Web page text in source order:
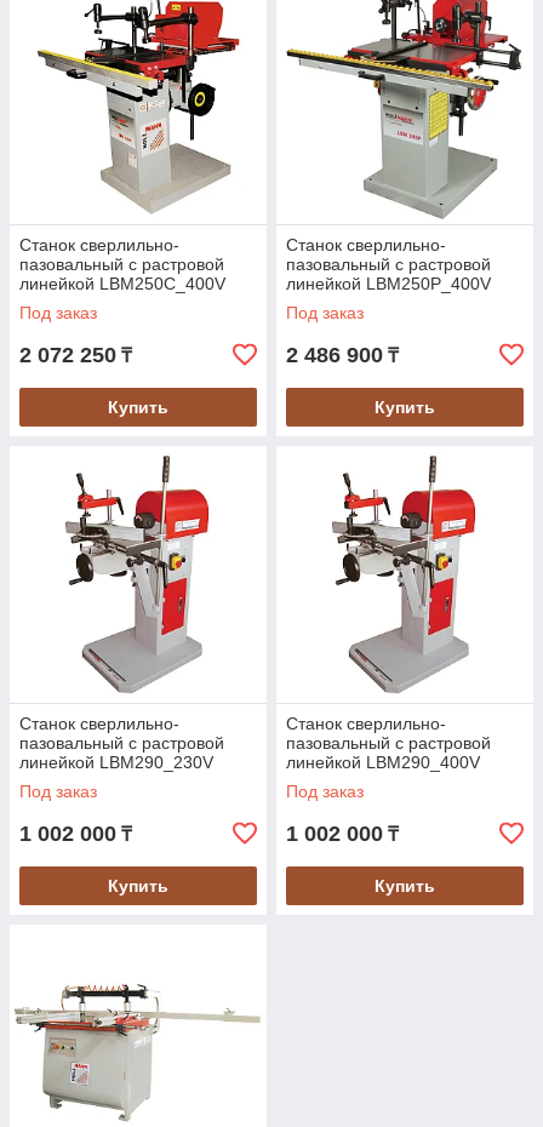
Станок сверлильно-
пазовальный с растровой
линейкой LBM250C_400V
Под заказ
2 072 250 ₸
Купить
Станок сверлильно-
пазовальный с растровой
линейкой LBM250P_400V
Под заказ
2 486 900 ₸
Купить
Станок сверлильно-
пазовальный с растровой
линейкой LBM290_230V
Под заказ
1 002 000 ₸
Купить
Станок сверлильно-
пазовальный с растровой
линейкой LBM290_400V
Под заказ
1 002 000 ₸
Купить